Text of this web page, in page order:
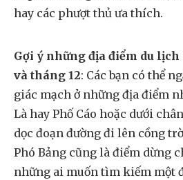
hay các phượt thủ ưa thích.
Gợi ý những địa điểm du lịch
và tháng 12: Các bạn có thể
giác mạch ở những địa điểm
Là hay Phố Cáo hoặc dưới
dọc đoạn đường đi lên cồng
Phó Bảng cũng là điểm dừng
những ai muốn tìm kiếm một